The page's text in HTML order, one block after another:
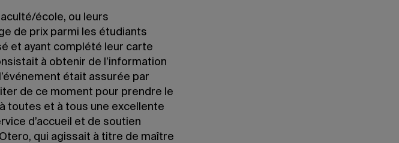
école, ou leurs
de prix parmi les étudiants
et ayant complété leur carte
à obtenir de l’information
était assurée par
de ce moment pour prendre le
toutes et à tous une excellente
d’accueil et de soutien
qui agissait à titre de maître